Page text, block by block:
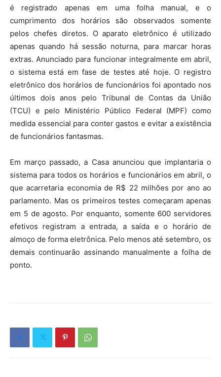
é registrado apenas em uma folha manual, e o
cumprimento dos horários são observados somente
pelos chefes diretos. O aparato eletrônico é utilizado
apenas quando há sessão noturna, para marcar horas
extras. Anunciado para funcionar integralmente em abril,
o sistema está em fase de testes até hoje. O registro
eletrônico dos horários de funcionários foi apontado nos
últimos dois anos pelo Tribunal de Contas da União
(TCU) e pelo Ministério Público Federal (MPF) como
medida essencial para conter gastos e evitar a existência
de funcionários fantasmas.
Em março passado, a Casa anunciou que implantaria o
sistema para todos os horários e funcionários em abril, o
que acarretaria economia de R$ 22 milhões por ano ao
parlamento. Mas os primeiros testes começaram apenas
em 5 de agosto. Por enquanto, somente 600 servidores
efetivos registram a entrada, a saída e o horário de
almoço de forma eletrônica. Pelo menos até setembro, os
demais continuarão assinando manualmente a folha de
ponto.